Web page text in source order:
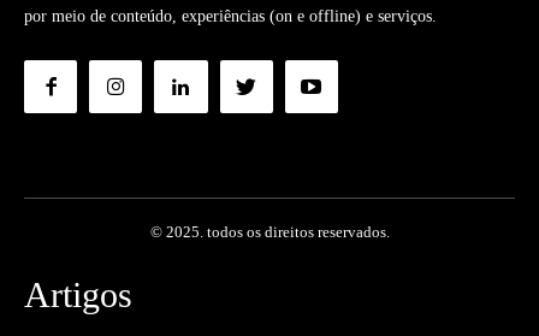
por meio de conteúdo, experiências (on e offline) e serviços.
© 2025. todos os direitos reservados.
Artigos